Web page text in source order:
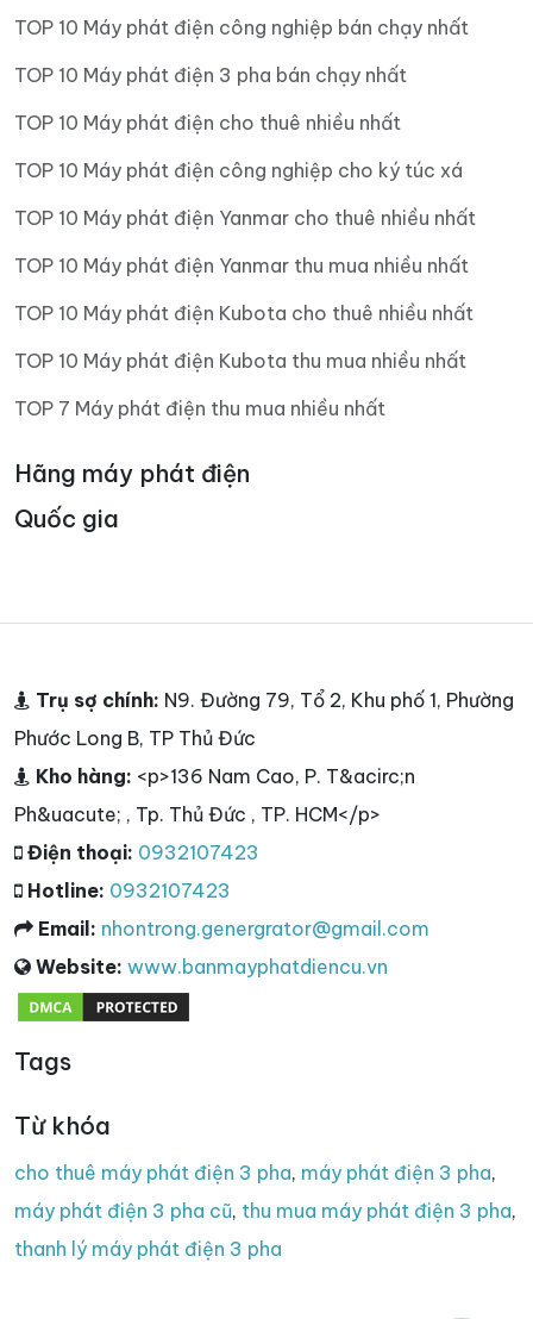
TOP 10 Máy phát điện công nghiệp bán chạy nhất
TOP 10 Máy phát điện 3 pha bán chạy nhất
TOP 10 Máy phát điện cho thuê nhiều nhất
TOP 10 Máy phát điện công nghiệp cho ký túc xá
TOP 10 Máy phát điện Yanmar cho thuê nhiều nhất
TOP 10 Máy phát điện Yanmar thu mua nhiều nhất
TOP 10 Máy phát điện Kubota cho thuê nhiều nhất
TOP 10 Máy phát điện Kubota thu mua nhiều nhất
TOP 7 Máy phát điện thu mua nhiều nhất
Hãng máy phát điện
Quốc gia
Trụ sợ chính: N9. Đường 79, Tổ 2, Khu phố 1, Phường
Phước Long B, TP Thủ Đức
Kho hàng: <p>136 Nam Cao, P. T&acirc;n
Ph&uacute; , Tp. Thủ Đức , TP. HCM</p>
Điện thoại: 0932107423
Hotline: 0932107423
Email: nhontrong.genergrator@gmail.com
Website: www.banmayphatdiencu.vn
Tags
Từ khóa
cho thuê máy phát điện 3 pha, máy phát điện 3 pha,
máy phát điện 3 pha cũ, thu mua máy phát điện 3 pha,
thanh lý máy phát điện 3 pha